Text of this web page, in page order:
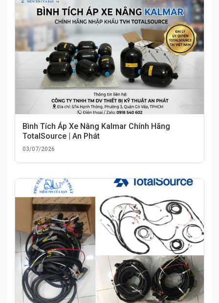
Bình Tích Áp Xe Nâng Kalmar Chính Hãng
TotalSource | An Phát
03/07/2026